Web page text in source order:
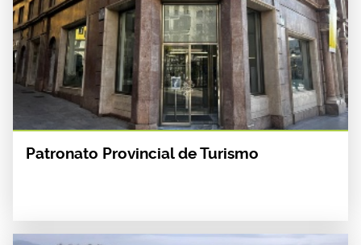
Patronato Provincial de Turismo